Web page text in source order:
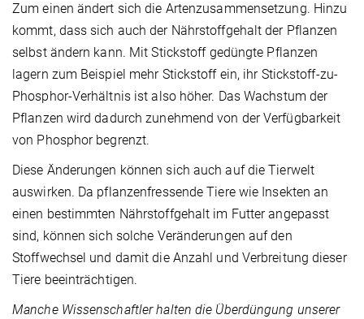
Zum einen ändert sich die Artenzusammensetzung. Hinzu
kommt, dass sich auch der Nährstoffgehalt der Pflanzen
selbst ändern kann. Mit Stickstoff gedüngte Pflanzen
lagern zum Beispiel mehr Stickstoff ein, ihr Stickstoff-zu-
Phosphor-Verhältnis ist also höher. Das Wachstum der
Pflanzen wird dadurch zunehmend von der Verfügbarkeit
von Phosphor begrenzt.
Diese Änderungen können sich auch auf die Tierwelt
auswirken. Da pflanzenfressende Tiere wie Insekten an
einen bestimmten Nährstoffgehalt im Futter angepasst
sind, können sich solche Veränderungen auf den
Stoffwechsel und damit die Anzahl und Verbreitung dieser
Tiere beeinträchtigen.
Manche Wissenschaftler halten die Überdüngung unserer